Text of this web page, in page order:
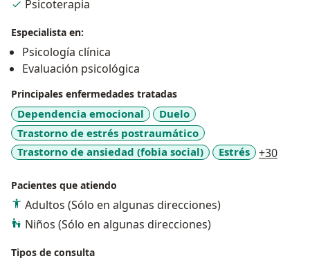
Psicoterapia
Especialista en:
Psicología clínica
Evaluación psicológica
Principales enfermedades tratadas
Dependencia emocional
Duelo
Trastorno de estrés postraumático
Trastorno de ansiedad (fobia social)
Estrés +30
Pacientes que atiendo
Adultos (Sólo en algunas direcciones)
Niños (Sólo en algunas direcciones)
Tipos de consulta